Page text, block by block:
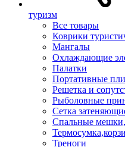
туризм
Все товары
Коврики
Мангалы
Охлаждающие
Палатки
Портативные
Решетка и
Рыболовные
Сетка
Спальные
Треноги